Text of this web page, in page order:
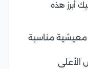
أبرز هذه
مناسبة
الأعلى